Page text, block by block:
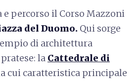
e percorso il Corso Mazzoni
del Duomo. Qui sorge
di architettura
la Cattedrale di
cui caratteristica principale